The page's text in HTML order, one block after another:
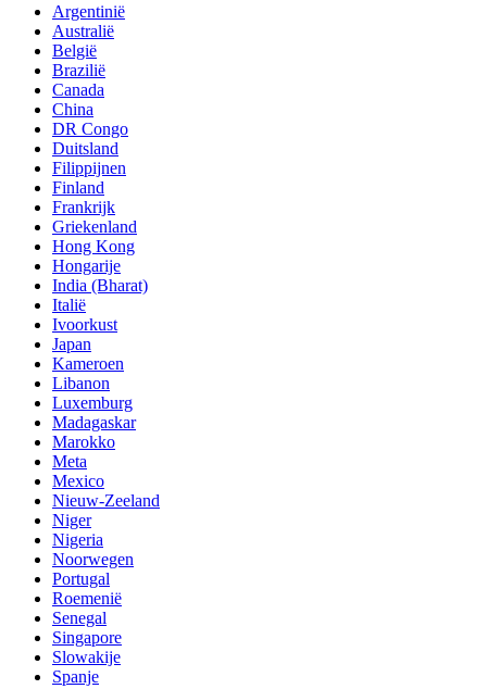
Argentinië
Australië
België
Brazilië
Canada
China
DR Congo
Duitsland
Filippijnen
Finland
Frankrijk
Griekenland
Hong Kong
Hongarije
India (Bharat)
Italië
Ivoorkust
Japan
Kameroen
Libanon
Luxemburg
Madagaskar
Marokko
Meta
Mexico
Nieuw-Zeeland
Niger
Nigeria
Noorwegen
Portugal
Roemenië
Senegal
Singapore
Slowakije
Spanje